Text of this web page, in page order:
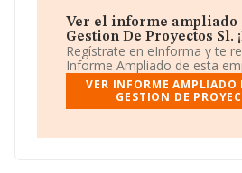
carpin. La sociedad está
Limitada. Su CNAE corresponde a
'%cnae%'. La sociedad no tiene
exteriores.
Ha habido un descenso en
empleados y según las cifras
por encima de la media de sector.
Ver el informe ampliado
Gestion De Proyectos Sl.
Regístrate en eInforma y te
Informe Ampliado de esta
VER INFORME AMPLIADO
GESTION DE